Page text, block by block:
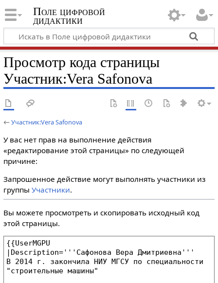
Поле цифровой
дидактики
Просмотр кода страницы
Участник:Vera Safonova
←Участник:Vera Safonova
У вас нет прав на выполнение действия
«редактирование этой страницы» по следующей
причине:
Запрошенное действие могут выполнять участники из
группы Участники.
Вы можете просмотреть и скопировать исходный код
этой страницы.